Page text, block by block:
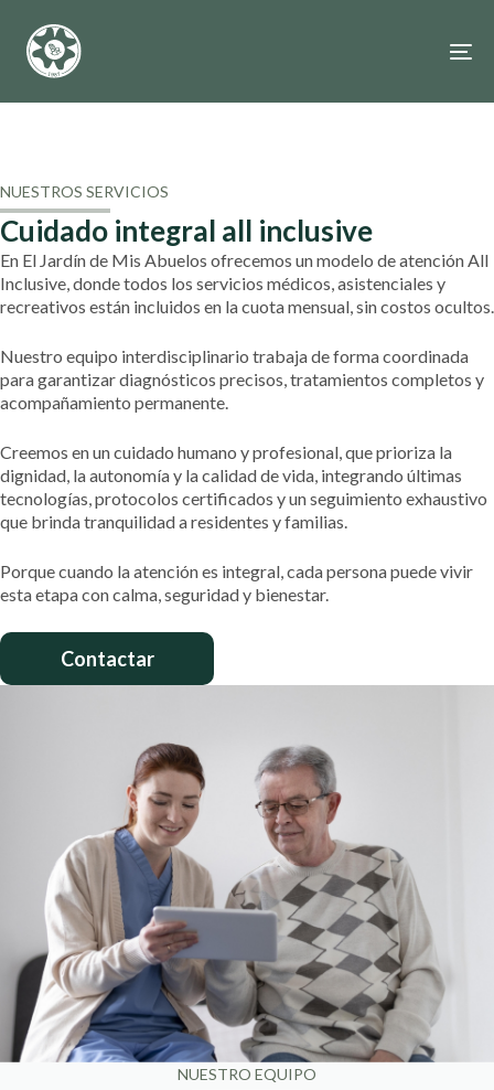
links
content
NUESTROS SERVICIOS
Cuidado integral all inclusive
En El Jardín de Mis Abuelos ofrecemos un modelo de atención All
Inclusive, donde todos los servicios médicos, asistenciales y
recreativos están incluidos en la cuota mensual, sin costos ocultos.
Nuestro equipo interdisciplinario trabaja de forma coordinada
para garantizar diagnósticos precisos, tratamientos completos y
acompañamiento permanente.
Creemos en un cuidado humano y profesional, que prioriza la
dignidad, la autonomía y la calidad de vida, integrando últimas
tecnologías, protocolos certificados y un seguimiento exhaustivo
que brinda tranquilidad a residentes y familias.
Porque cuando la atención es integral, cada persona puede vivir
esta etapa con calma, seguridad y bienestar.
Contactar
NUESTRO EQUIPO